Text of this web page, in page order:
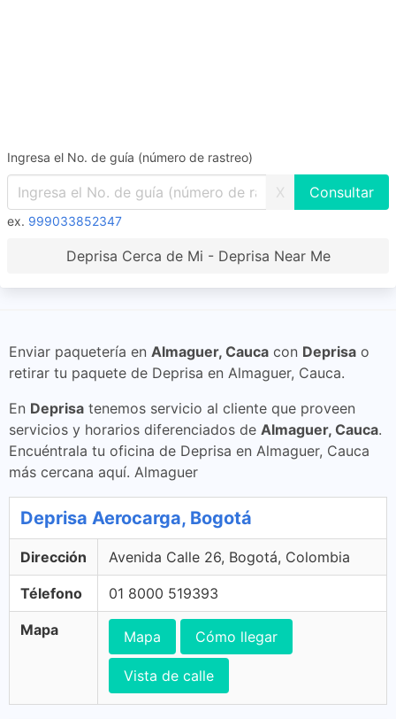
Ingresa el No. de guía (número de rastreo)
X
ex. 999033852347
Deprisa Cerca de Mi - Deprisa Near Me
Enviar paquetería en Almaguer, Cauca con Deprisa o
retirar tu paquete de Deprisa en Almaguer, Cauca.
En Deprisa tenemos servicio al cliente que proveen
servicios y horarios diferenciados de Almaguer, Cauca.
Encuéntrala tu oficina de Deprisa en Almaguer, Cauca
más cercana aquí. Almaguer
Deprisa Aerocarga, Bogotá
Dirección Avenida Calle 26, Bogotá, Colombia
Télefono 01 8000 519393
Mapa Mapa Cómo llegar
Vista de calle